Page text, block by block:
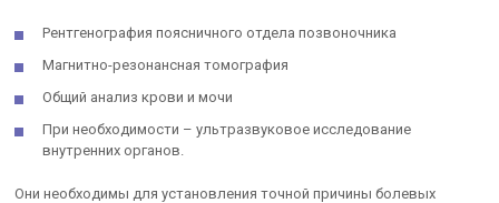
Рентгенография поясничного отдела позвоночника
Магнитно-резонансная томография
Общий анализ крови и мочи
При необходимости – ультразвуковое исследование
внутренних органов.
Они необходимы для установления точной причины болевых